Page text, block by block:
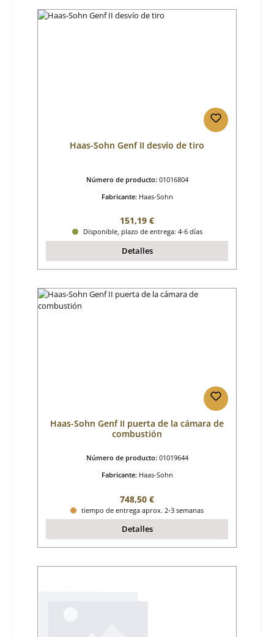
Haas-Sohn Genf II desvío de tiro
Número de producto: 01016804
Fabricante: Haas-Sohn
Precio normal:
151,19 €
Disponible, plazo de entrega: 4-6 días
Detalles
Haas-Sohn Genf II puerta de la cámara de
combustión
Número de producto: 01019644
Fabricante: Haas-Sohn
Precio normal:
748,50 €
tiempo de entrega aprox. 2-3 semanas
Detalles